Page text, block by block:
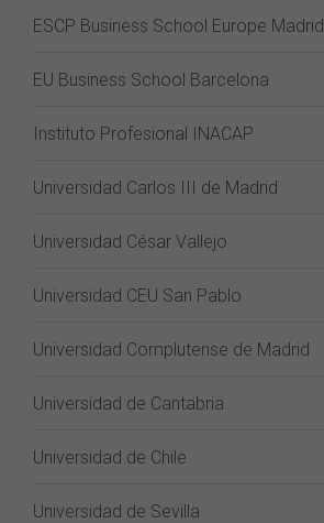
ESCP Business School Europe Madrid
EU Business School Barcelona
Instituto Profesional INACAP
Universidad Carlos III de Madrid
Universidad César Vallejo
Universidad CEU San Pablo
Universidad Complutense de Madrid
Universidad de Cantabria
Universidad de Chile
Universidad de Sevilla